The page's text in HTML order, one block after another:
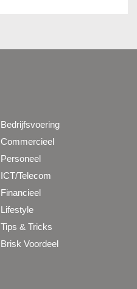
Bedrijfsvoering
Commercieel
Personeel
ICT/Telecom
Financieel
Lifestyle
Tips & Tricks
Brisk Voordeel